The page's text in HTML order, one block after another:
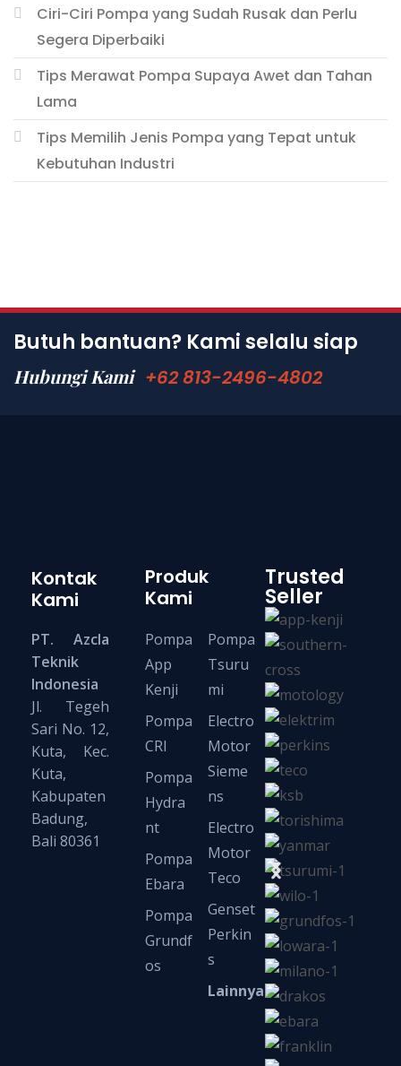
Ciri-Ciri Pompa yang Sudah Rusak dan Perlu
Segera Diperbaiki
Tips Merawat Pompa Supaya Awet dan Tahan
Lama
Tips Memilih Jenis Pompa yang Tepat untuk
Kebutuhan Industri
Butuh bantuan? Kami selalu siap
Hubungi Kami +62 813-2496-4802
Kontak
Kami
PT. Azcla
Teknik
Indonesia
Jl. Tegeh
Sari No. 12,
Kuta, Kec.
Kuta,
Kabupaten
Badung,
Bali 80361
Produk
Kami
Pompa
App
Kenji
Pompa
CRI
Pompa
Hydra
nt
Pompa
Ebara
Pompa
Grundf
os
Pompa
Tsuru
mi
Electro
Motor
Sieme
ns
Electro
Motor
Teco
Genset
Perkin
s
Lainnya
Trusted
Seller